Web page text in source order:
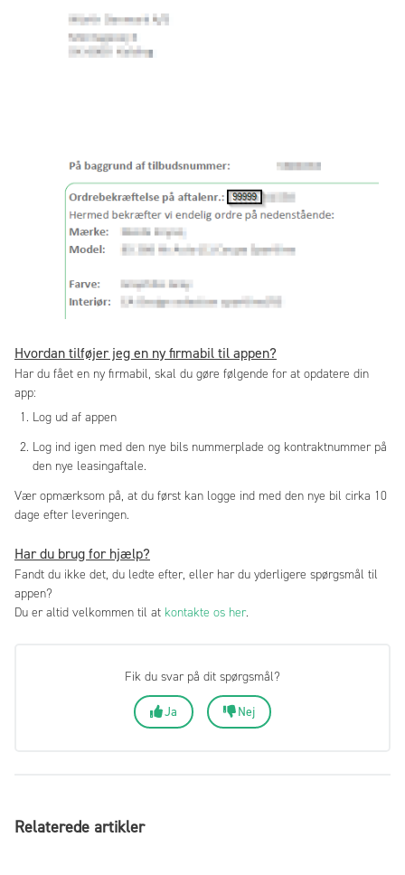
Hvordan tilføjer jeg en ny firmabil til appen?
Har du fået en ny firmabil, skal du gøre følgende for at opdatere din
app:
Log ud af appen
Log ind igen med den nye bils nummerplade og kontraktnummer på
den nye leasingaftale.
Vær opmærksom på, at du først kan logge ind med den nye bil cirka 10
dage efter leveringen.
Har du brug for hjælp?
Fandt du ikke det, du ledte efter, eller har du yderligere spørgsmål til
appen?
Du er altid velkommen til at kontakte os her.
Fik du svar på dit spørgsmål?
Ja Nej
Relaterede artikler